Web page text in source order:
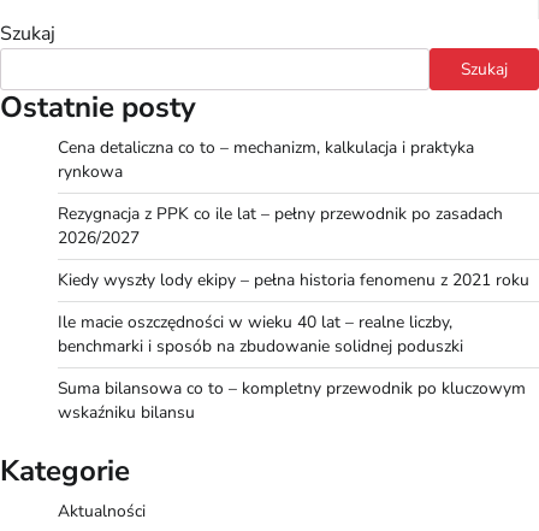
Szukaj
Szukaj
Ostatnie posty
Cena detaliczna co to – mechanizm, kalkulacja i praktyka
rynkowa
Rezygnacja z PPK co ile lat – pełny przewodnik po zasadach
2026/2027
Kiedy wyszły lody ekipy – pełna historia fenomenu z 2021 roku
Ile macie oszczędności w wieku 40 lat – realne liczby,
benchmarki i sposób na zbudowanie solidnej poduszki
Suma bilansowa co to – kompletny przewodnik po kluczowym
wskaźniku bilansu
Kategorie
Aktualności